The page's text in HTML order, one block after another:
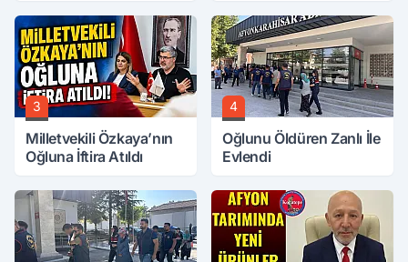
3
Milletvekili Özkaya’nın
Oğluna İftira Atıldı
4
Oğlunu Öldüren Zanlı İle
Evlendi